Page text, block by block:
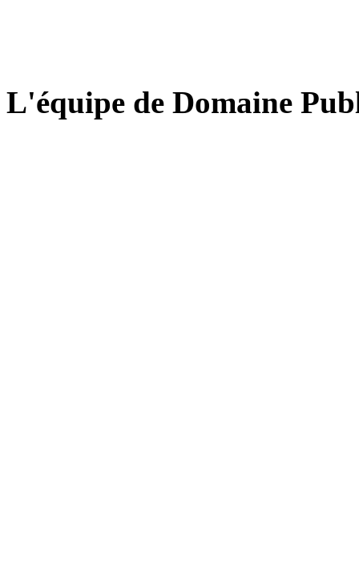
L'équipe de Domaine